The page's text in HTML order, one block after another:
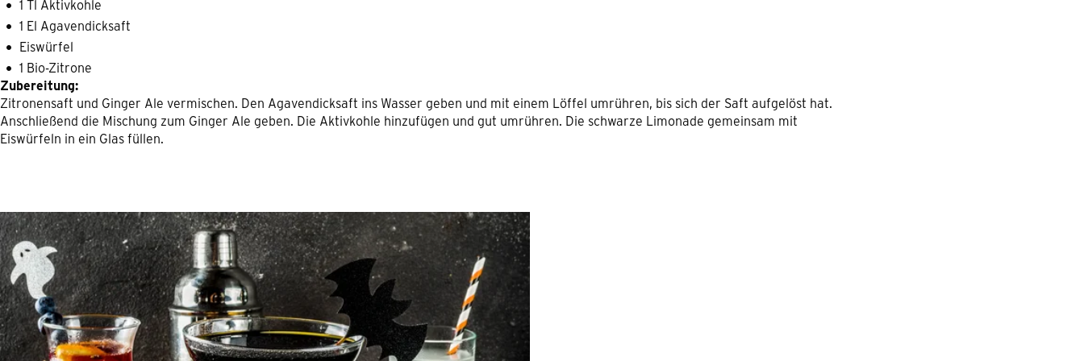
1 Tl Aktivkohle
1 El Agavendicksaft
Eiswürfel
1 Bio-Zitrone
Zubereitung:
Zitronensaft und Ginger Ale vermischen. Den Agavendicksaft ins Wasser geben und mit einem Löffel umrühren, bis sich der Saft aufgelöst hat.
Anschließend die Mischung zum Ginger Ale geben. Die Aktivkohle hinzufügen und gut umrühren. Die schwarze Limonade gemeinsam mit
Eiswürfeln in ein Glas füllen.